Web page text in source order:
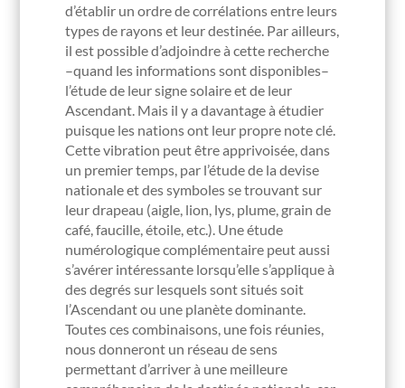
d’établir un ordre de corrélations entre leurs
types de rayons et leur destinée. Par ailleurs,
il est possible d’adjoindre à cette recherche
–quand les informations sont disponibles–
l’étude de leur signe solaire et de leur
Ascendant. Mais il y a davantage à étudier
puisque les nations ont leur propre note clé.
Cette vibration peut être apprivoisée, dans
un premier temps, par l’étude de la devise
nationale et des symboles se trouvant sur
leur drapeau (aigle, lion, lys, plume, grain de
café, faucille, étoile, etc.). Une étude
numérologique complémentaire peut aussi
s’avérer intéressante lorsqu’elle s’applique à
des degrés sur lesquels sont situés soit
l’Ascendant ou une planète dominante.
Toutes ces combinaisons, une fois réunies,
nous donneront un réseau de sens
permettant d’arriver à une meilleure